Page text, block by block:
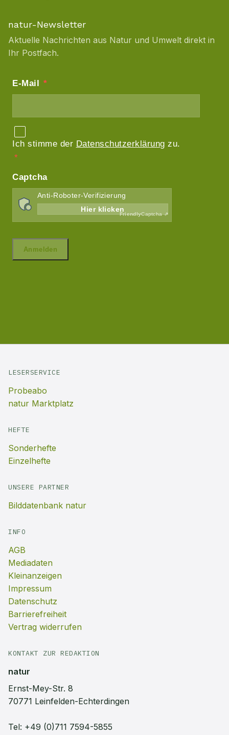
natur-Newsletter
Aktuelle Nachrichten aus Natur und Umwelt direkt in
Ihr Postfach.
LESERSERVICE
Probeabo
natur Marktplatz
HEFTE
Sonderhefte
Einzelhefte
UNSERE PARTNER
Bilddatenbank natur
INFO
AGB
Mediadaten
Kleinanzeigen
Impressum
Datenschutz
Barrierefreiheit
Vertrag widerrufen
KONTAKT ZUR REDAKTION
natur
Ernst-Mey-Str. 8
70771 Leinfelden-Echterdingen
Tel: +49 (0)711 7594-5855